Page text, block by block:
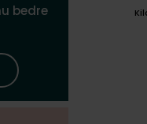
bedre